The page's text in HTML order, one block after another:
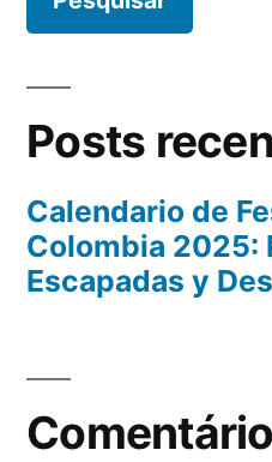
Posts
Calendario de
Colombia 2025:
Escapadas y